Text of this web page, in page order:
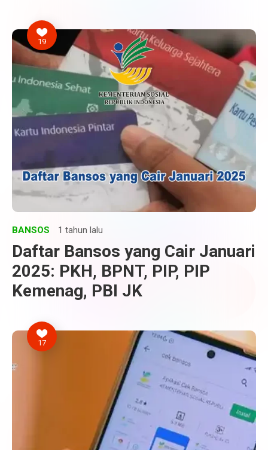
19
BANSOS 1 tahun lalu
Daftar Bansos yang Cair Januari
2025: PKH, BPNT, PIP, PIP
Kemenag, PBI JK
17